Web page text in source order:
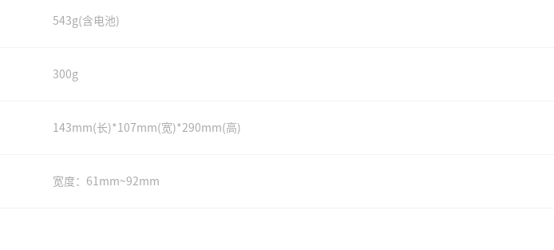
543g(含电池)
300g
143mm(长)*107mm(宽)*290mm(高)
宽度：61mm~92mm